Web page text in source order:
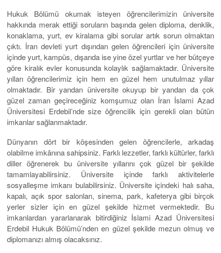
Hukuk Bölümü okumak isteyen öğrencilerimizin üniversite
hakkında merak ettiği soruların başında gelen diploma, denklik,
konaklama, yurt, ev kiralama gibi sorular artık sorun olmaktan
çıktı. İran devleti yurt dışından gelen öğrencileri için üniversite
içinde yurt, kampüs, dışarıda ise yine özel yurtlar ve her bütçeye
göre kiralık evler konusunda kolaylık sağlamaktadır. Üniversite
yılları öğrencilerimiz için hem en güzel hem unutulmaz yıllar
olmaktadır. Bir yandan üniversite okuyup bir yandan da çok
güzel zaman geçireceğiniz komşumuz olan İran İslami Azad
Üniversitesi Erdebil’nde size öğrencilik için gerekli olan bütün
imkanlar sağlanmaktadır.
Dünyanın dört bir köşesinden gelen öğrencilerle, arkadaş
olabilme imkânına sahipsiniz. Farklı lezzetler, farklı kültürler, farklı
diller öğrenerek bu üniversite yıllarını çok güzel bir şekilde
tamamlayabilirsiniz. Üniversite içinde farklı aktivitelerle
sosyalleşme imkanı bulabilirsiniz. Üniversite içindeki halı saha,
kapalı, açık spor salonları, sinema, park, kafeterya gibi birçok
yerler sizler için en güzel şekilde hizmet vermektedir. Bu
imkanlardan yararlanarak bitirdiğiniz İslami Azad Üniversitesi
Erdebil Hukuk Bölümü’nden en güzel şekilde mezun olmuş ve
diplomanızı almış olacaksınız.